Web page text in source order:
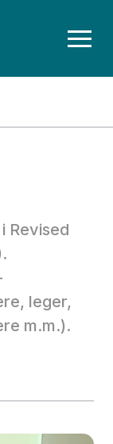
Revised
leger,
m.m.).